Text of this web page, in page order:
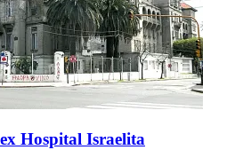
Hospital Israelita